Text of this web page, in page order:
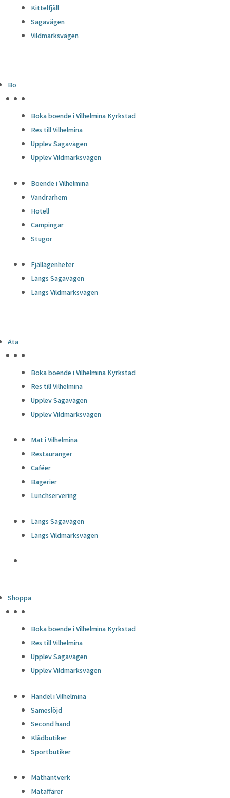
Kittelfjäll
Sagavägen
Vildmarksvägen
Bo
Boka boende i Vilhelmina Kyrkstad
Res till Vilhelmina
Upplev Sagavägen
Upplev Vildmarksvägen
Boende i Vilhelmina
Vandrarhem
Hotell
Campingar
Stugor
Fjällägenheter
Längs Sagavägen
Längs Vildmarksvägen
Äta
Boka boende i Vilhelmina Kyrkstad
Res till Vilhelmina
Upplev Sagavägen
Upplev Vildmarksvägen
Mat i Vilhelmina
Restauranger
Caféer
Bagerier
Lunchservering
Längs Sagavägen
Längs Vildmarksvägen
Shoppa
Boka boende i Vilhelmina Kyrkstad
Res till Vilhelmina
Upplev Sagavägen
Upplev Vildmarksvägen
Handel i Vilhelmina
Sameslöjd
Second hand
Klädbutiker
Sportbutiker
Mathantverk
Mataffärer